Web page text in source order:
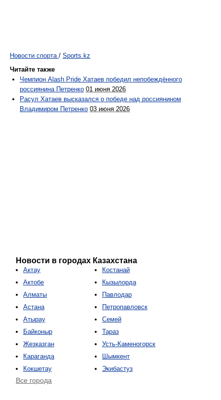
Новости спорта / Sports.kz
Читайте также
Чемпион Alash Pride Хатаев победил непобеждённого
россиянина Петренко 01 июня 2026
Расул Хатаев высказался о победе над россиянином
Владимиром Петренко 03 июня 2026
Новости в городах Казахстана
Актау
Актобе
Алматы
Астана
Атырау
Байконыр
Жезказган
Караганда
Кокшетау
Костанай
Кызылорда
Павлодар
Петропавловск
Семей
Тараз
Усть-Каменогорск
Шымкент
Экибастуз
Все города